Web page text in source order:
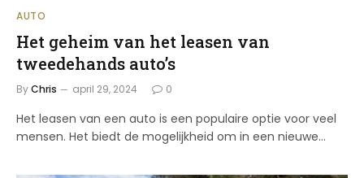
AUTO
Het geheim van het leasen van
tweedehands auto’s
ByChris april 29, 2024 0
Het leasen van een auto is een populaire optie voor veel
mensen. Het biedt de mogelijkheid om in een nieuwe…